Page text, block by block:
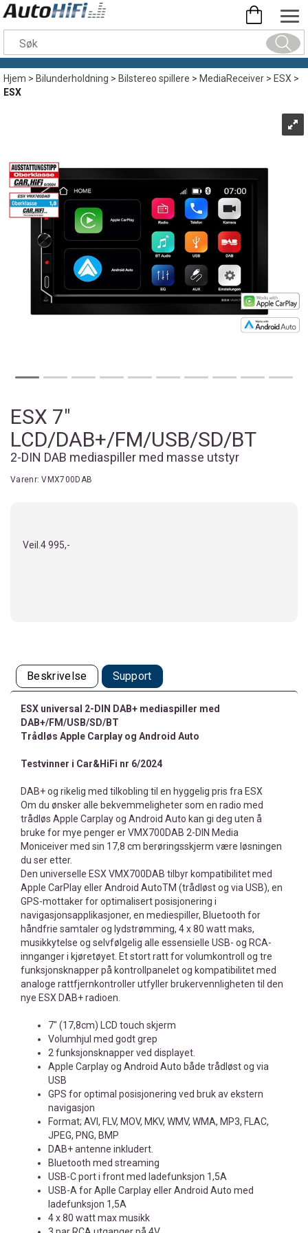
Hjem>Bilunderholdning>Bilstereo spillere>MediaReceiver>ESX>
ESX
ESX 7"
LCD/DAB+/FM/USB/SD/BT
2-DIN DAB mediaspiller med masse utstyr
Varenr:VMX700DAB
Veil. 4 995,-
Beskrivelse Support
ESX universal 2-DIN DAB+ mediaspiller med
DAB+/FM/USB/SD/BT
Trådløs Apple Carplay og Android Auto
Testvinner i Car&HiFi nr 6/2024
DAB+ og rikelig med tilkobling til en hyggelig pris fra ESX
Om du ønsker alle bekvemmeligheter som en radio med
trådløs Apple Carplay og Android Auto kan gi deg uten å
bruke for mye penger er VMX700DAB 2-DIN Media
Moniceiver med sin 17,8 cm berøringsskjerm være løsningen
du ser etter.
Den universelle ESX VMX700DAB tilbyr kompatibilitet med
Apple CarPlay eller Android AutoTM (trådløst og via USB), en
GPS-mottaker for optimalisert posisjonering i
navigasjonsapplikasjoner, en mediespiller, Bluetooth for
håndfrie samtaler og lydstrømming, 4 x 80 watt maks,
musikkytelse og selvfølgelig alle essensielle USB- og RCA-
innganger i kjøretøyet. Et stort ratt for volumkontroll og tre
funksjonsknapper på kontrollpanelet og kompatibilitet med
analoge rattfjernkontroller utfyller brukervennligheten til den
nye ESX DAB+ radioen.
7" (17,8cm) LCD touch skjerm
Volumhjul med godt grep
2 funksjonsknapper ved displayet.
Apple Carplay og Android Auto både trådløst og via
USB
GPS for optimal posisjonering ved bruk av ekstern
navigasjon
Format; AVI, FLV, MOV, MKV, WMV, WMA, MP3, FLAC,
JPEG, PNG, BMP
DAB+ antenne inkludert.
Bluetooth med streaming
USB-C port i front med ladefunksjon 1,5A
USB-A for Aplle Carplay eller Android Auto med
ladefunksjon 1,5A
4 x 80 watt max musikk